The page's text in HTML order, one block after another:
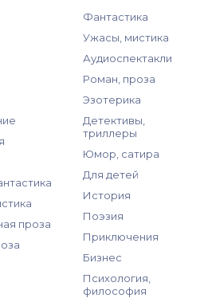
проза
Фантастика
Ужасы, мистика
Аудиоспектакли
Роман, проза
Эзотерика
Детективы,
триллеры
Юмор, сатира
Для детей
История
Поэзия
Приключения
Бизнес
Психология,
философия